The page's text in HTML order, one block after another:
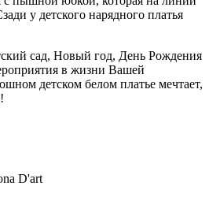
у детского нарядного платья
сад, Новый год, День Рождения
в жизни Вашей
детском белом платье мечтает,
D'art